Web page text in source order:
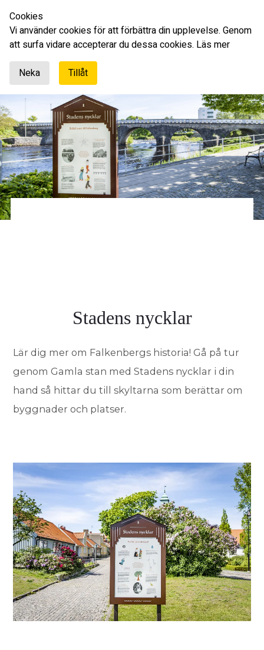
Stadens nycklar
Lär dig mer om Falkenbergs historia! Gå på tur
genom Gamla stan med Stadens nycklar i din
hand så hittar du till skyltarna som berättar om
byggnader och platser.
Cookies
Vi använder cookies för att förbättra din upplevelse. Genom
att surfa vidare accepterar du dessa cookies. Läs mer
Neka
Tillåt